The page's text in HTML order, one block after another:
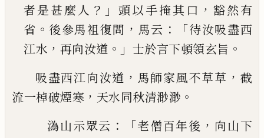
者是甚麼人 ？」 頭以手掩其口 ， 豁然有
省 。 後參馬祖復問 ， 馬云 ：「待汝吸盡西
江水 ， 再向汝道 。」 士於言下頓領玄旨 。
吸盡西江向汝道 ， 馬師家風不草草 ， 截
流一棹破煙寒 ， 天水同秋清渺渺 。
溈山示眾云 ：「老僧百年後 ， 向山下